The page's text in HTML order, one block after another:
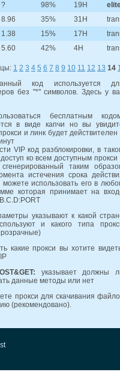
? 98% 19H
8.96 35% 31H
1.38 15% 17H
5.60 42% 4H
1 2 3 4 5 6 7 8 9 10 11 12 13 14
код используется
без "*" символов. Здесь у
бесплатным
в виде капчи но вы
и линк будет действителен
VIP код разблокировки, в
ко всем доступным прокси
таким
истечения срока
использовать его в
которая принимает на
указывают к какой
и какого типа
какие прокси вы хотите
указывает должны
данные методы или нет
прокси для скачивания
(рекомендовано).